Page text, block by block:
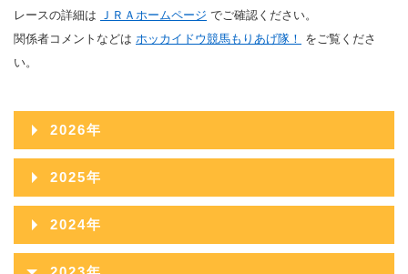
レースの詳細は ＪＲＡホームページ でご確認ください。
関係者コメントなどは ホッカイドウ競馬もりあげ隊！
をご覧くださ
い。
2026年
2026年08月
2026年07月
2026年06月
2025年
2025年12月
2025年11月
2024年
2024年12月